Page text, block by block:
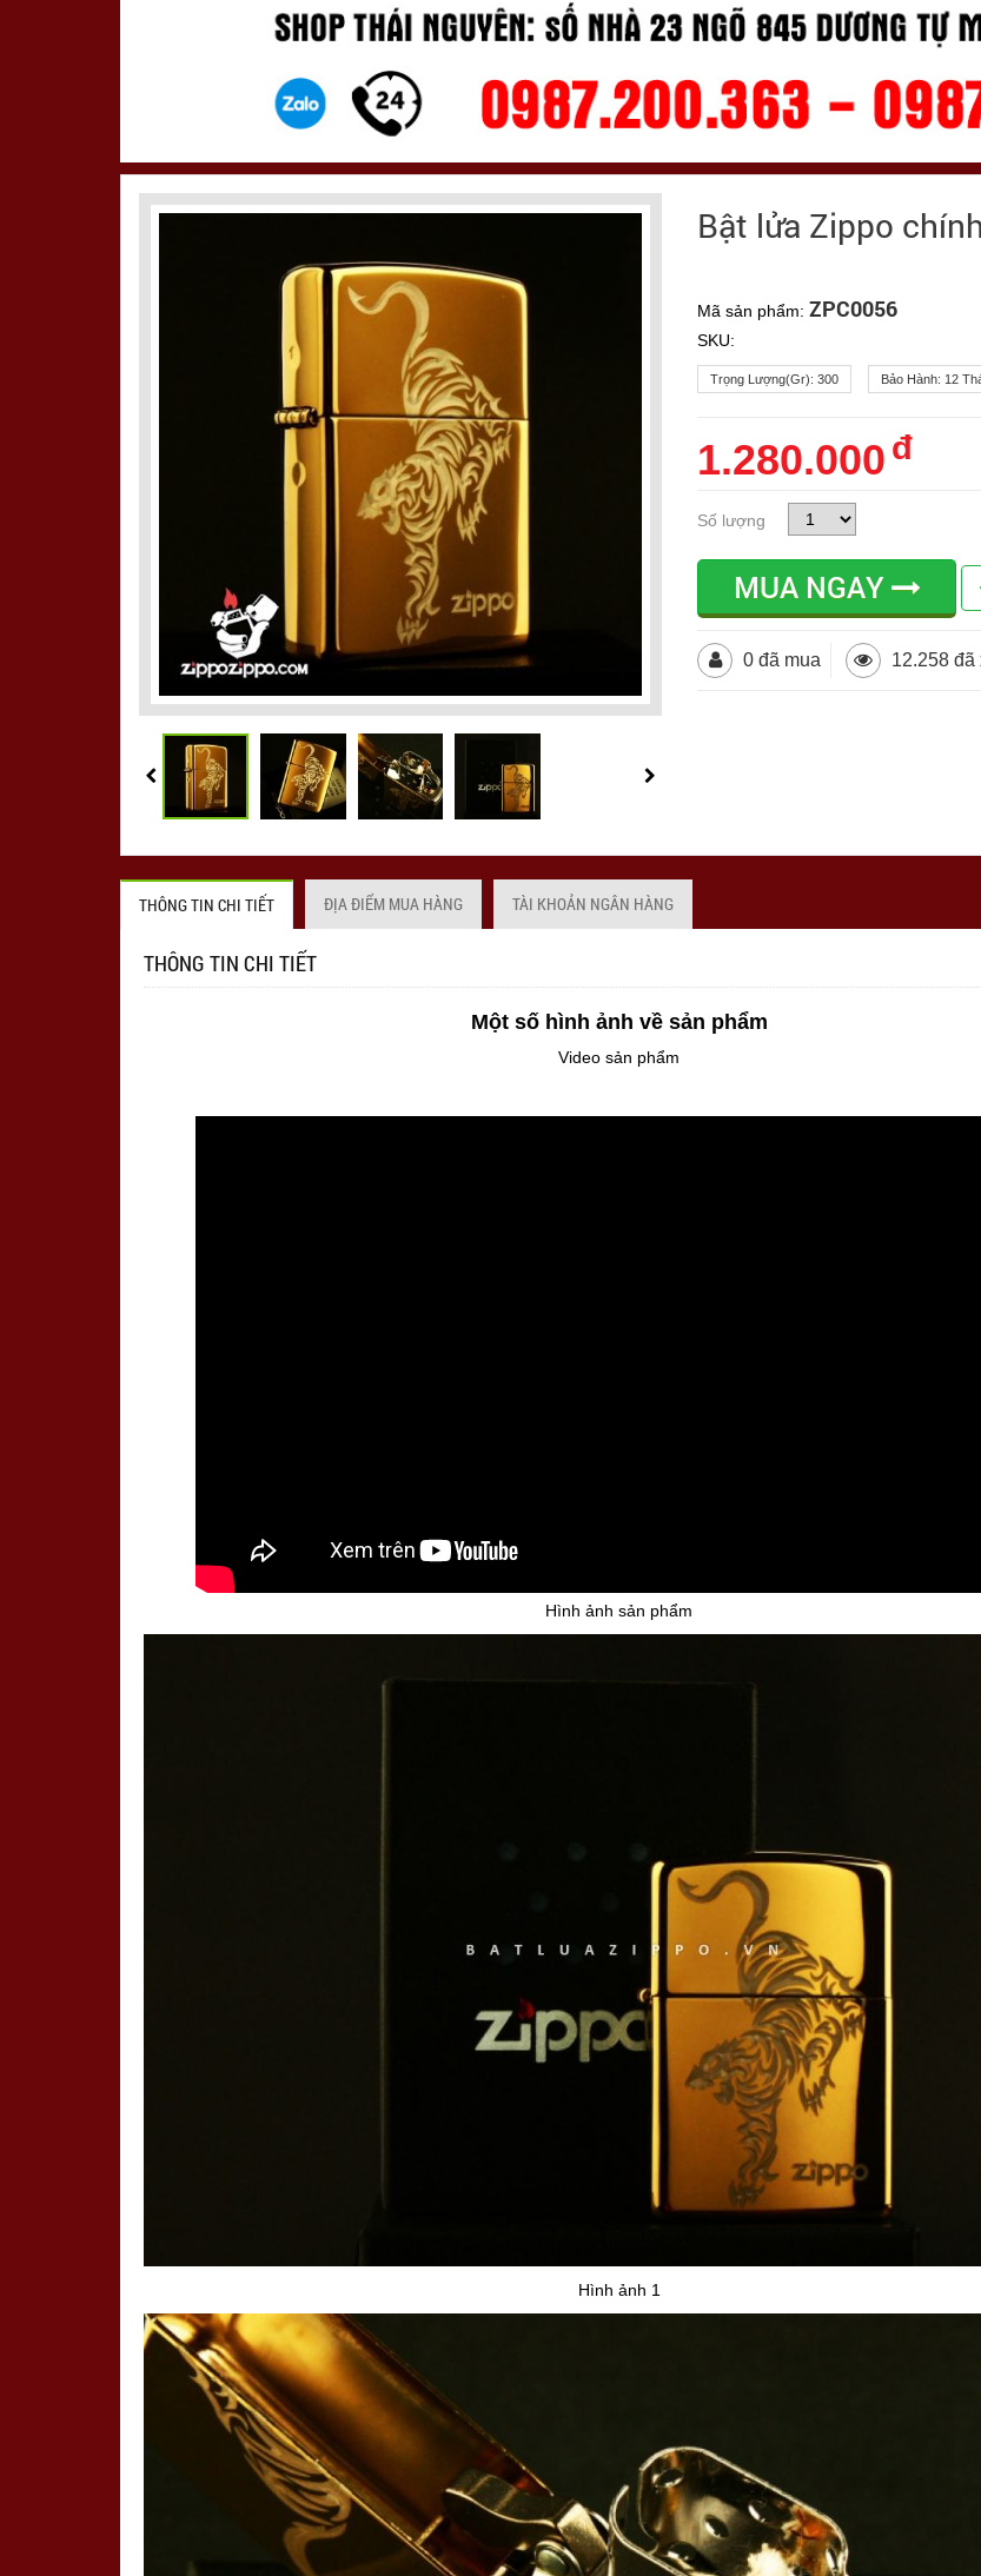
Bật lửa Zippo
Mã sản phẩm:ZPC0056
SKU:
Trọng Lượng(gr):300 Bảo Hành: 12
1.280.000 đ
Số lượng
MUA NGAY
0 đã mua 12.258 đã
THÔNG TIN CHI TIẾT ĐỊA ĐIỂM MUA HÀNG TÀI KHOẢN NGÂN HÀNG
THÔNG TIN CHI TIẾT
Một số hình ảnh về sản phẩm
Video sản phẩm
Hình ảnh sản phẩm
Hình ảnh 1